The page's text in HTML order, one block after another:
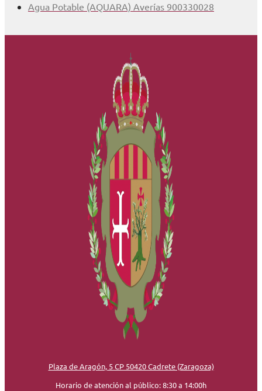
Agua Potable (AQUARA) Averías 900330028
Plaza de Aragón, 5 CP 50420 Cadrete (Zaragoza)
Horario de atención al público: 8:30 a 14:00h